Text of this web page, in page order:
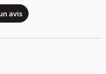
avis